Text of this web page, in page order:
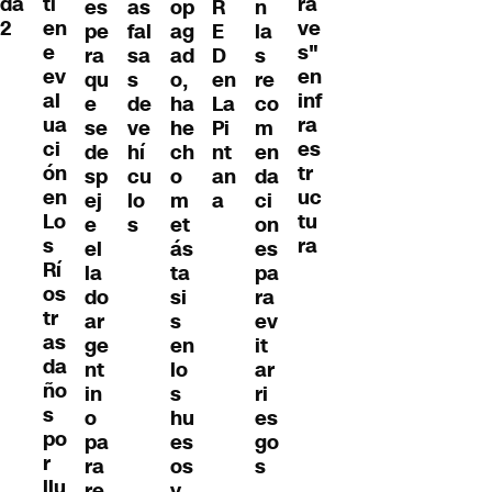
2
en
e
ev
al
ua
ci
ón
en
Lo
s
Rí
os
tr
as
da
ño
s
po
r
es
pe
ra
qu
e
se
de
sp
ej
e
el
la
do
ar
ge
nt
in
o
pa
ra
as
fal
sa
s
de
ve
hí
cu
lo
s
op
ag
ad
o,
ha
he
ch
o
m
et
ás
ta
si
s
en
lo
s
hu
es
os
R
E
D
en
La
Pi
nt
an
a
n
la
s
re
co
m
en
da
ci
on
es
pa
ra
ev
it
ar
ri
es
go
s
ve
s"
en
inf
ra
es
tr
uc
tu
ra